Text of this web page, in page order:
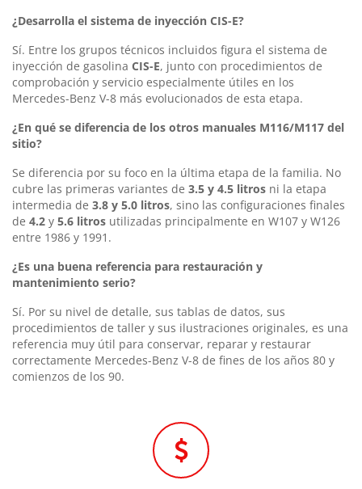
¿Desarrolla el sistema de inyección CIS-E?
Sí. Entre los grupos técnicos incluidos figura el sistema de
inyección de gasolina CIS-E, junto con procedimientos de
comprobación y servicio especialmente útiles en los
Mercedes-Benz V-8 más evolucionados de esta etapa.
¿En qué se diferencia de los otros manuales M116/M117 del
sitio?
Se diferencia por su foco en la última etapa de la familia. No
cubre las primeras variantes de 3.5 y 4.5 litros ni la etapa
intermedia de 3.8 y 5.0 litros, sino las configuraciones finales
de 4.2 y 5.6 litros utilizadas principalmente en W107 y W126
entre 1986 y 1991.
¿Es una buena referencia para restauración y
mantenimiento serio?
Sí. Por su nivel de detalle, sus tablas de datos, sus
procedimientos de taller y sus ilustraciones originales, es una
referencia muy útil para conservar, reparar y restaurar
correctamente Mercedes-Benz V-8 de fines de los años 80 y
comienzos de los 90.